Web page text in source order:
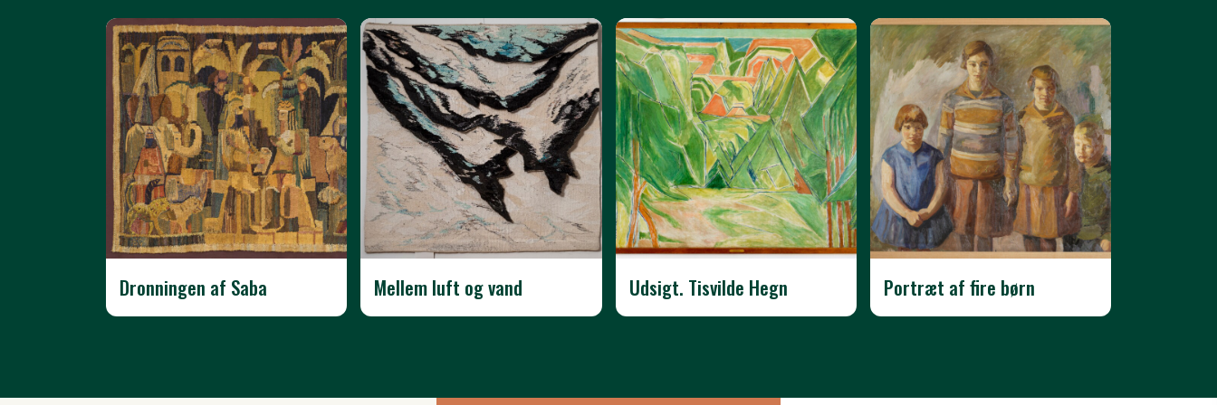
Dronningen af Saba Mellem luft og vand Udsigt. Tisvilde Hegn Portræt af fire børn